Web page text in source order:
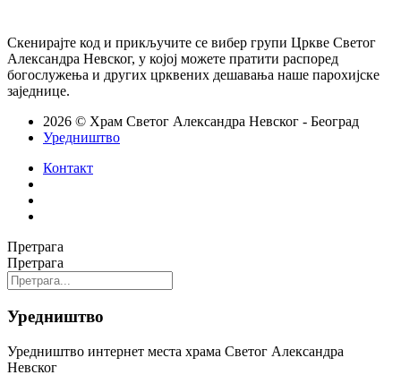
Скенирајте код и прикључите се вибер групи Цркве Светог
Александра Невског, у којој можете пратити распоред
богослужења и других црквених дешавања наше парохијске
заједнице.
2026 © Храм Светог Александра Невског - Београд
Уредништво
Контакт
Претрага
Претрага
Уредништво
Уредништво интернет места храма Светог Александра
Невског